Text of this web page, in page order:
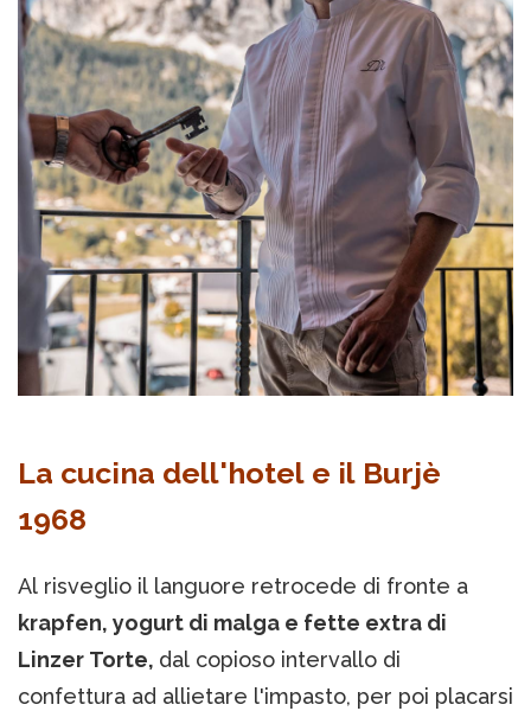
La cucina dell'hotel e il Burjè
1968
Al risveglio il languore retrocede di fronte a
krapfen, yogurt di malga e fette extra di
Linzer Torte, dal copioso intervallo di
confettura ad allietare l'impasto, per poi placarsi